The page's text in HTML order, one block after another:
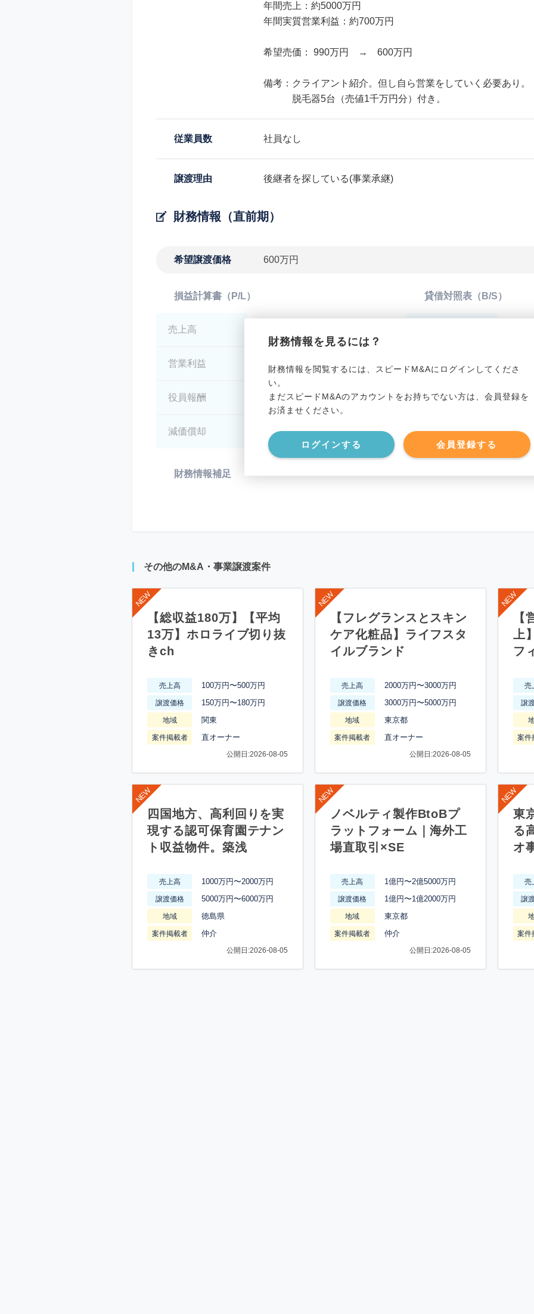
年間売上：約5000万円
年間実質営業利益：約700万円
希望売価： 990万円 → 600万円
備考：クライアント紹介。但し自ら営業をしていく必要あり。
脱毛器5台（売値1千万円分）付き。
従業員数 社員なし
譲渡理由 後継者を探している(事業承継)
財務情報（直前期）
希望譲渡価格 600万円
財務情報を見るには？
財務情報を閲覧するには、スピードM&Aにログインしてくださ
い。
まだスピードM&Aのアカウントをお持ちでない方は、会員登録を
お済ませください。
ログインする 会員登録する
損益計算書（P/L）
売上高
営業利益 ********************
役員報酬 ********************
減価償却 ********************
貸借対照表（B/S）
有利子負債
純資産
現預金
財務情報補足 ********************
その他のM&A・事業譲渡案件
【総収益180万】【平均
13万】ホロライブ切り抜
きch
売上高 100万円〜500万円
譲渡価格 150万円〜180万円
地域 関東
案件掲載者 直オーナー
公開日:2026-08-05
【フレグランスとスキン
ケア化粧品】ライフスタ
イルブランド
売上高 2000万円〜3000万円
譲渡価格 3000万円〜5000万円
地域 東京都
案件掲載者 直オーナー
公開日:2026-08-05
【
上
フ
売
譲
案件
四国地方、高利回りを実
現する認可保育園テナン
ト収益物件。築浅
売上高 1000万円〜2000万円
譲渡価格 5000万円〜6000万円
地域 徳島県
案件掲載者 仲介
公開日:2026-08-05
ノベルティ製作BtoBプ
ラットフォーム｜海外工
場直取引×SE
売上高 1億円〜2億5000万円
譲渡価格 1億円〜1億2000万円
地域 東京都
案件掲載者 仲介
公開日:2026-08-05
東
る
オ
売
譲
案件